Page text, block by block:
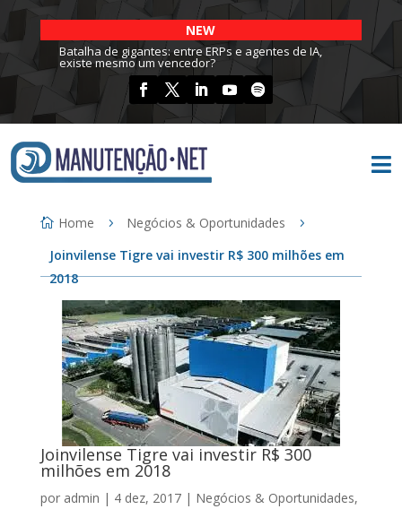
NEW
Batalha de gigantes: entre ERPs e agentes de IA,
existe mesmo um vencedor?

Home
Negócios & Oportunidades
Joinvilense Tigre vai investir R$ 300 milhões em
2018
Joinvilense Tigre vai investir R$ 300
milhões em 2018
por admin | 4 dez, 2017| Negócios & Oportunidades,